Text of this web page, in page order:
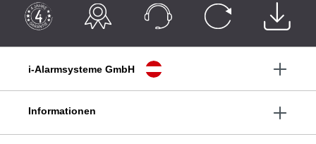
i-Alarmsysteme GmbH
Informationen